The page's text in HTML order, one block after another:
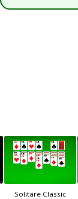
Solitare Classic